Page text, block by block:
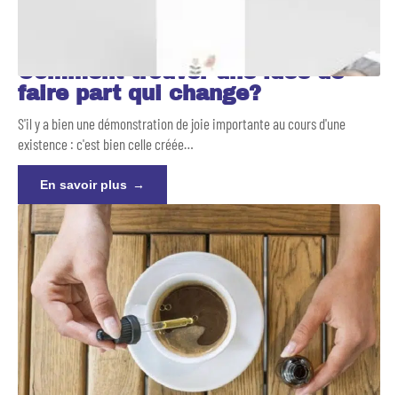
Comment trouver une idée de
faire part qui change?
S'il y a bien une démonstration de joie importante au cours d'une
existence : c'est bien celle créée…
En savoir plus